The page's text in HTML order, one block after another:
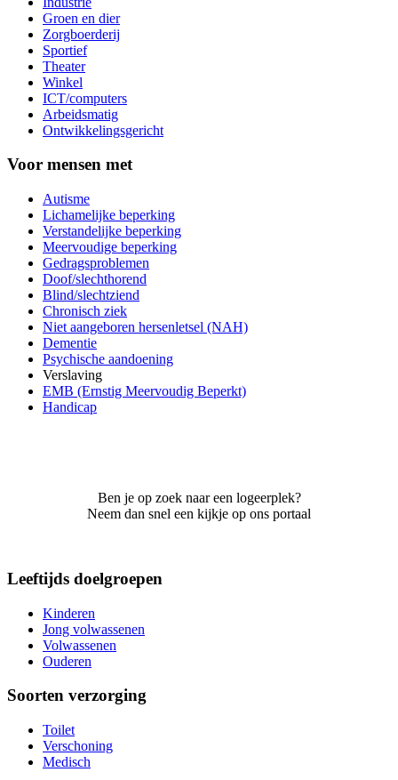
Groen en dier
Zorgboerderij
Sportief
Theater
Winkel
ICT/computers
Arbeidsmatig
Ontwikkelingsgericht
Voor mensen met
Autisme
Lichamelijke beperking
Verstandelijke beperking
Meervoudige beperking
Gedragsproblemen
Doof/slechthorend
Blind/slechtziend
Chronisch ziek
Niet aangeboren hersenletsel (NAH)
Dementie
Psychische aandoening
Verslaving
EMB (Ernstig Meervoudig Beperkt)
Handicap
Ben je op zoek naar een logeerplek?
Neem dan snel een kijkje op ons portaal
Leeftijds doelgroepen
Kinderen
Jong volwassenen
Volwassenen
Ouderen
Soorten verzorging
Toilet
Verschoning
Medisch